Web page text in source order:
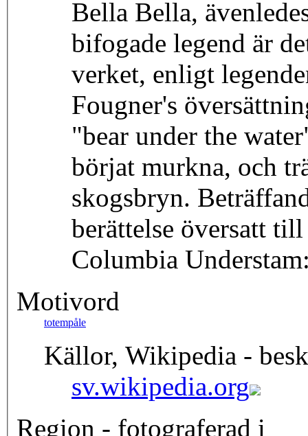
Bella Bella,
bifogade legend är
verket, enligt
Fougner's
"bear under the
börjat murkna, och
skogsbryn.
berättelse översatt
Columbia
Motivord
totempåle
Källor, Wikipedia -
sv.wikipedia.org
Region - fotograferad i